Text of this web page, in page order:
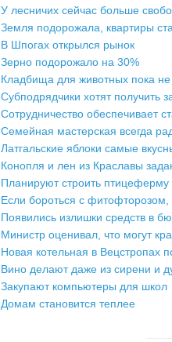
У лесничих сейчас больше
Земля подорожала, квартиры
В Шпогах открылся рынок
Зерно подорожало на 30%
Кладбища для животных пока не
Субподрядчики хотят получить
Сотрудничество обеспечивает
Семейная мастерская всегда
Латгальские яблоки самые
Конопля и лен из Краславы
Планируют строить птицеферму
Если бороться с
Появились излишки средств в
Министр оценивал, что могут
Новая котельная в Вецстропах
Вино делают даже из сирени и
Закупают компьютеры для школ
Домам становится теплее